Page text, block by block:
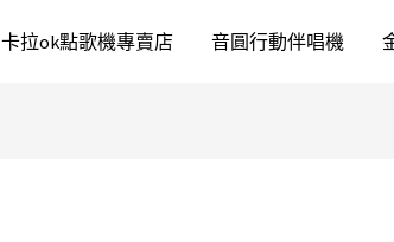
卡拉ok點歌機專賣店 音圓行動伴唱機